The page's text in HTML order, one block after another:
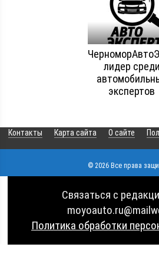
лидер среди
экспертов
Контакты Карта сайта О сайте
© 2026 Все права
Связаться с
Политика обработки